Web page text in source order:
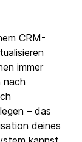
CRM-
immer
nach
– das
deines